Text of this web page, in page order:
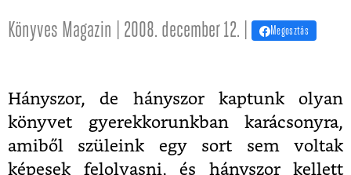
Könyves Magazin | 2008. december 12. | Megosztás
Hányszor, de hányszor kaptunk olyan
könyvet gyerekkorunkban karácsonyra,
amiből szüleink egy sort sem voltak
képesek felolvasni, és hányszor kellett